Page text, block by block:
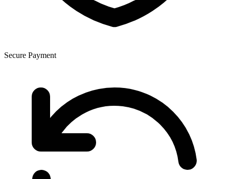
Secure Payment